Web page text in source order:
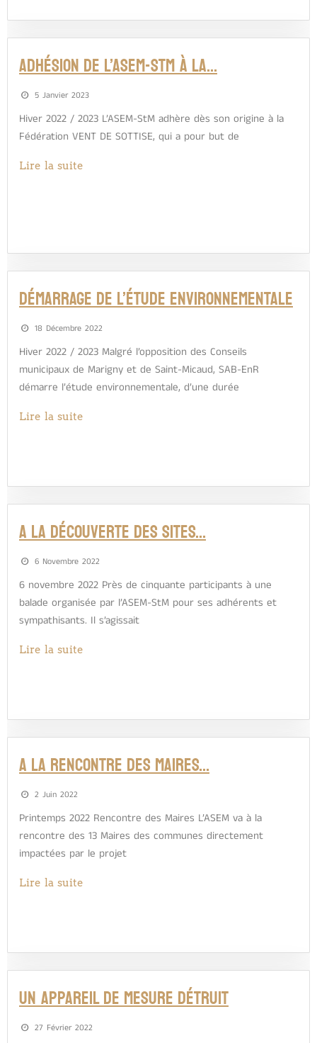
Adhésion de l’ASEM-StM à la…
5 Janvier 2023
Hiver 2022 / 2023 L’ASEM-StM adhère dès son origine à la
Fédération VENT DE SOTTISE, qui a pour but de
Lire la suite
Démarrage de l’étude environnementale
18 Décembre 2022
Hiver 2022 / 2023 Malgré l’opposition des Conseils
municipaux de Marigny et de Saint-Micaud, SAB-EnR
démarre l’étude environnementale, d’une durée
Lire la suite
A LA DÉCOUVERTE DES SITES…
6 Novembre 2022
6 novembre 2022 Près de cinquante participants à une
balade organisée par l’ASEM-StM pour ses adhérents et
sympathisants. Il s’agissait
Lire la suite
A la rencontre des Maires…
2 Juin 2022
Printemps 2022 Rencontre des Maires L’ASEM va à la
rencontre des 13 Maires des communes directement
impactées par le projet
Lire la suite
Un appareil de mesure détruit
27 Février 2022